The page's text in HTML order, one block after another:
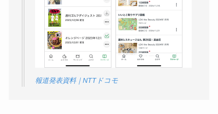
報道発表資料｜NTTドコモ